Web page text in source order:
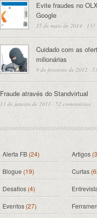
Evite fraudes no
Google
15 de maio de 2014 · 133
Cuidado com as
milionárias
9 de fevereiro de 2012 ·
Fraude através do Standvirtual
13 de janeiro de 2011 · 52 comentários
Alerta FB(24) Artigos
Blogue (19) Curtas
Desafios (4)
Eventos(27)